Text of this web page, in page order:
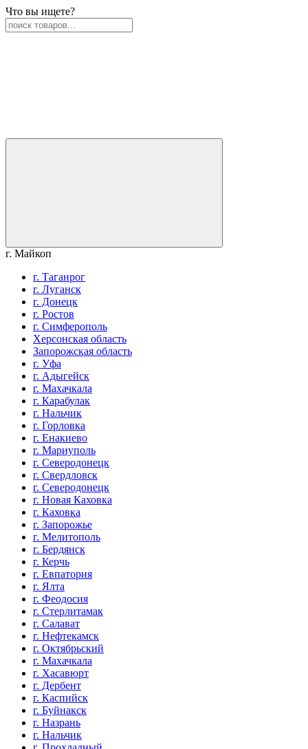
Что вы ищете?
г. Майкоп
г. Таганрог
г. Луганск
г. Донецк
г. Ростов
г. Симферополь
Херсонская область
Запорожская область
г. Уфа
г. Адыгейск
г. Махачкала
г. Карабулак
г. Нальчик
г. Горловка
г. Енакиево
г. Мариуполь
г. Северодонецк
г. Свердловск
г. Северодонецк
г. Новая Каховка
г. Каховка
г. Запорожье
г. Мелитополь
г. Бердянск
г. Керчь
г. Евпатория
г. Ялта
г. Феодосия
г. Стерлитамак
г. Салават
г. Нефтекамск
г. Октябрьский
г. Махачкала
г. Хасавюрт
г. Дербент
г. Каспийск
г. Буйнакск
г. Назрань
г. Нальчик